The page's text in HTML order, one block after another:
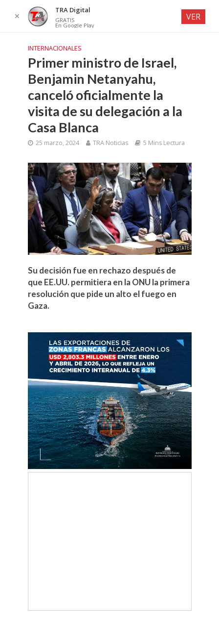
INTERNACIONALES
Primer ministro de Israel,
Benjamin Netanyahu,
canceló oficialmente la
visita de su delegación a la
Casa Blanca
25 marzo, 2024 TRA Noticias 5 Mins Lectura
Su decisión fue en rechazo después de
que EE.UU. permitiera en la ONU la primera
resolución que pide un alto el fuego en
Gaza.
✕
TRA Digital
GRATIS
En Google Play
VER